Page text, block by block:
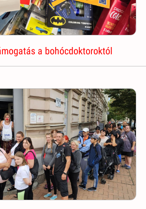
a bohócdoktoroktól